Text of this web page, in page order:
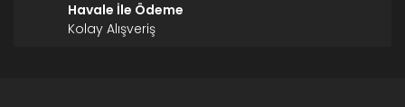
Havale İle Ödeme
Kolay Alışveriş